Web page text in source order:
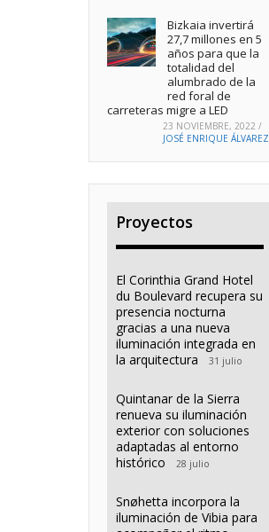
Bizkaia invertirá
27,7 millones en 5
años para que la
totalidad del
alumbrado de la
red foral de
carreteras migre a LED
23 NOVIEMBRE, 2022 /
JOSÉ ENRIQUE ÁLVAREZ
Proyectos
El Corinthia Grand Hotel
du Boulevard recupera su
presencia nocturna
gracias a una nueva
iluminación integrada en
la arquitectura
31 julio
Quintanar de la Sierra
renueva su iluminación
exterior con soluciones
adaptadas al entorno
histórico
28 julio
Snøhetta incorpora la
iluminación de Vibia para